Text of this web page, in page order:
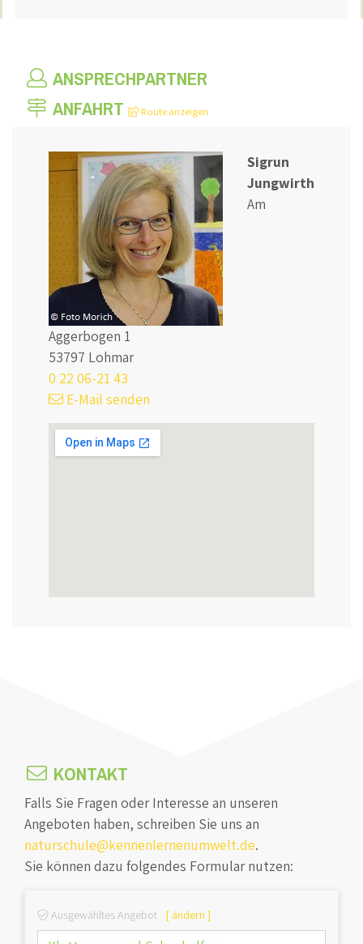
ANSPRECHPARTNER
ANFAHRT
Route anzeigen
Sigrun
Jungwirth
Am
Aggerbogen 1
53797 Lohmar
0 22 06-21 43
E-Mail senden
KONTAKT
Falls Sie Fragen oder Interesse an unseren
Angeboten haben, schreiben Sie uns an
naturschule@kennenlernenumwelt.de.
Sie können dazu folgendes Formular nutzen:
Ausgewähltes Angebot [ ändern ]